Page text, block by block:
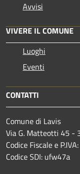
Avvisi
VIVERE IL COMUNE
Luoghi
Eventi
CONTATTI
Comune di Lavis
Via G. Matteotti 45 -
Codice Fiscale e
Codice SDI: ufw47a